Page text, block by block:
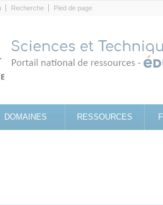
Recherche Pied de page
DOMAINES RESSOURCES